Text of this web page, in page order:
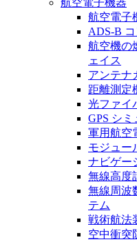
航空電子機器
航空電子
ADS-B
航空機の
ェイス
アンテナ
距離測定
光ファイ
GPS シ
軍用航空
モジュー
ナビゲー
無線高度
無線周波
テム
戦術航法
空中衝突